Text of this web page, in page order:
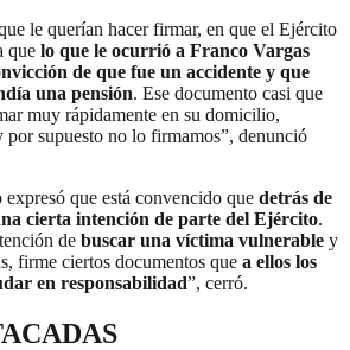
le querían hacer firmar, en que el Ejército
que lo que le ocurrió a Franco Vargas
de que fue un accidente y que
una pensión. Ese documento casi que
muy rápidamente en su domicilio,
por supuesto no lo firmamos”, denunció
que está convencido que detrás de
cierta intención de parte del Ejército.
de buscar una víctima vulnerable y
firme ciertos documentos que a ellos los
en responsabilidad”, cerró.